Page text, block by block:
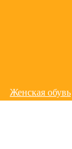
Женская обувь